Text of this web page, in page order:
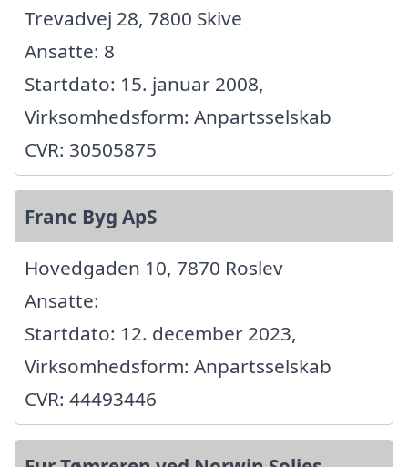
Trevadvej 28, 7800 Skive
Ansatte: 8
Startdato: 15. januar 2008,
Virksomhedsform: Anpartsselskab
CVR: 30505875
Franc Byg ApS
Hovedgaden 10, 7870 Roslev
Ansatte:
Startdato: 12. december 2023,
Virksomhedsform: Anpartsselskab
CVR: 44493446